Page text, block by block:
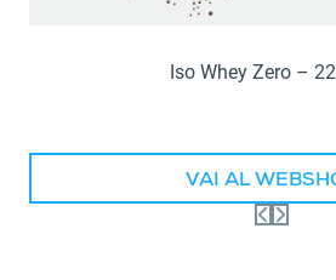
dalla Dichiarazione sui cookie.
Utilizziamo i cookie per
informazioni sul modo in cui
nostri partner che si occupano di
pubblicità e social media, i quali
Iso Whey Zero –
VAI AL